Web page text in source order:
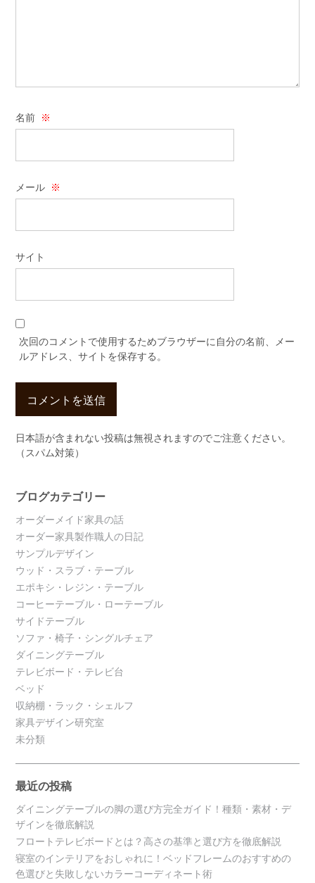
名前 ※
メール ※
サイト
次回のコメントで使用するためブラウザーに自分の名前、メー
ルアドレス、サイトを保存する。
日本語が含まれない投稿は無視されますのでご注意ください。
（スパム対策）
ブログカテゴリー
オーダーメイド家具の話
オーダー家具製作職人の日記
サンプルデザイン
ウッド・スラブ・テーブル
エポキシ・レジン・テーブル
コーヒーテーブル・ローテーブル
サイドテーブル
ソファ・椅子・シングルチェア
ダイニングテーブル
テレビボード・テレビ台
ベッド
収納棚・ラック・シェルフ
家具デザイン研究室
未分類
最近の投稿
ダイニングテーブルの脚の選び方完全ガイド！種類・素材・デ
ザインを徹底解説
フロートテレビボードとは？高さの基準と選び方を徹底解説
寝室のインテリアをおしゃれに！ベッドフレームのおすすめの
色選びと失敗しないカラーコーディネート術